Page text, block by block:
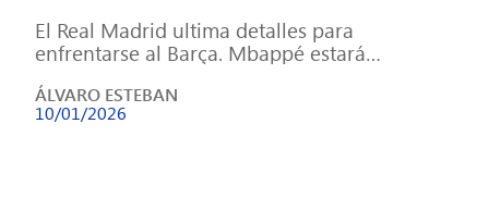
El Real Madrid ultima detalles para
enfrentarse al Barça. Mbappé estará
Rüdiger […]
ÁLVARO ESTEBAN
10/01/2026